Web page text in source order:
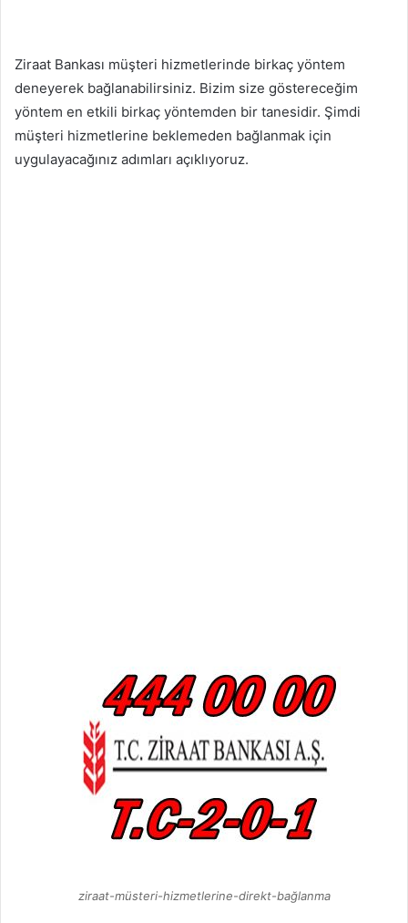
Ziraat Bankası müşteri hizmetlerinde birkaç yöntem
deneyerek bağlanabilirsiniz. Bizim size göstereceğim
yöntem en etkili birkaç yöntemden bir tanesidir. Şimdi
müşteri hizmetlerine beklemeden bağlanmak için
uygulayacağınız adımları açıklıyoruz.
ziraat-müsteri-hizmetlerine-direkt-bağlanma